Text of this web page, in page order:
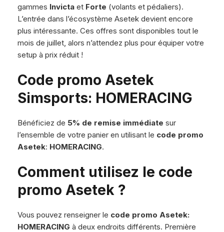
gammes Invicta et Forte (volants et pédaliers).
L’entrée dans l’écosystème Asetek devient encore
plus intéressante. Ces offres sont disponibles tout le
mois de juillet, alors n’attendez plus pour équiper votre
setup à prix réduit !
Code promo Asetek
Simsports: HOMERACING
Bénéficiez de 5% de remise immédiate sur
l’ensemble de votre panier en utilisant le code promo
Asetek: HOMERACING.
Comment utilisez le code
promo Asetek ?
Vous pouvez renseigner le code promo Asetek:
HOMERACING à deux endroits différents. Première